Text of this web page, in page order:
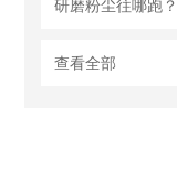
查看全部